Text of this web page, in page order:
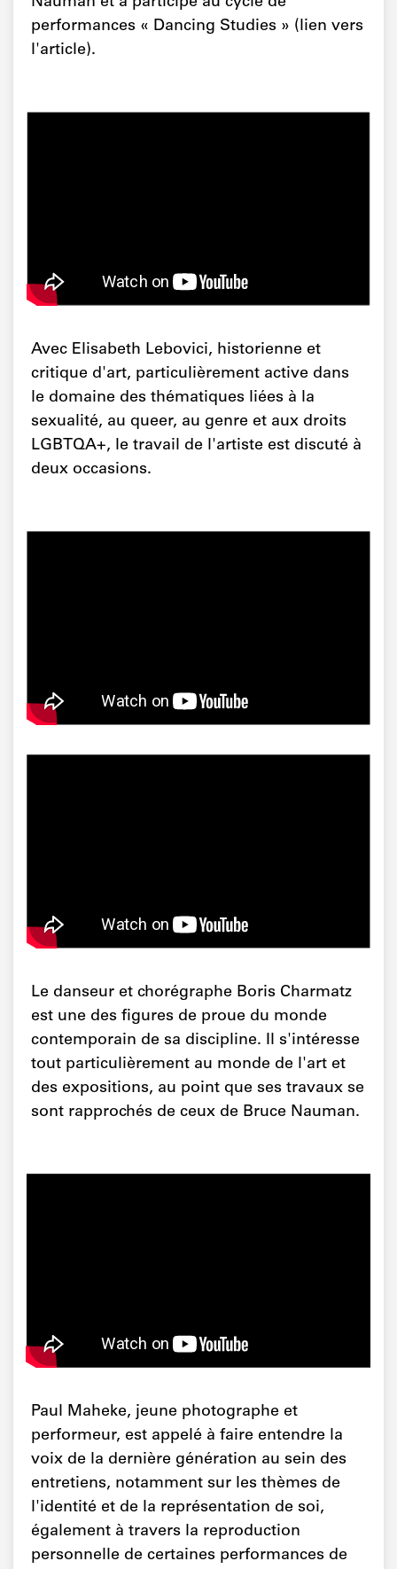
performances « Dancing Studies » (lien vers
l'article).
Avec Elisabeth Lebovici, historienne et
critique d'art, particulièrement active dans
le domaine des thématiques liées à la
sexualité, au queer, au genre et aux droits
LGBTQA+, le travail de l'artiste est discuté à
deux occasions.
Le danseur et chorégraphe Boris Charmatz
est une des figures de proue du monde
contemporain de sa discipline. Il s'intéresse
tout particulièrement au monde de l'art et
des expositions, au point que ses travaux se
sont rapprochés de ceux de Bruce Nauman.
Paul Maheke, jeune photographe et
performeur, est appelé à faire entendre la
voix de la dernière génération au sein des
entretiens, notamment sur les thèmes de
l'identité et de la représentation de soi,
également à travers la reproduction
personnelle de certaines performances de